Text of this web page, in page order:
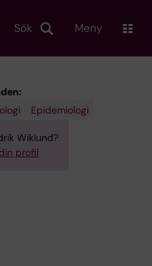
Sök Meny
Epidemiologi
Wiklund?
profil